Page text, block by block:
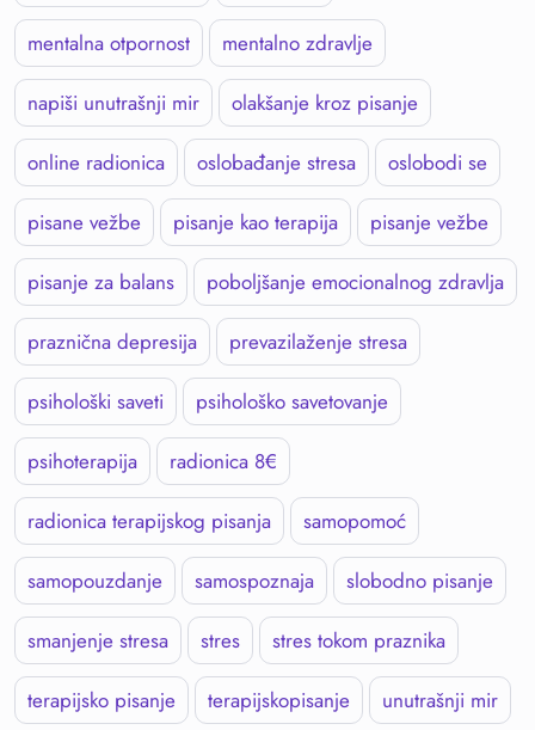
mentalna otpornost mentalno zdravlje
napiši unutrašnji mir olakšanje kroz pisanje
online radionica oslobađanje stresa oslobodi se
pisane vežbe pisanje kao terapija pisanje vežbe
pisanje za balans poboljšanje emocionalnog zdravlja
praznična depresija prevazilaženje stresa
psihološki saveti psihološko savetovanje
psihoterapija radionica 8€
radionica terapijskog pisanja samopomoć
samopouzdanje samospoznaja slobodno pisanje
smanjenje stresa stres stres tokom praznika
terapijsko pisanje terapijskopisanje unutrašnji mir